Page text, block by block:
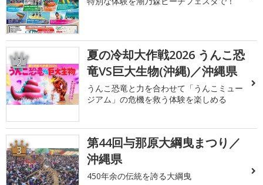
2
夏の冷却大作戦2026 うんこ恐
竜VS巨大生物(沖縄)／沖縄県
うんこ恐竜と力を合わせて「うんこミュー
ジアム」の危機を救う体験を楽しめる
3
第44回与那原大綱曳まつり／
沖縄県
450年余の伝統を誇る大綱曳